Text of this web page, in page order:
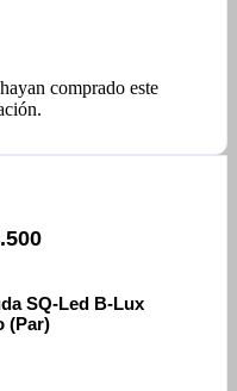
comprado este
SQ-Led B-Lux
(Par)